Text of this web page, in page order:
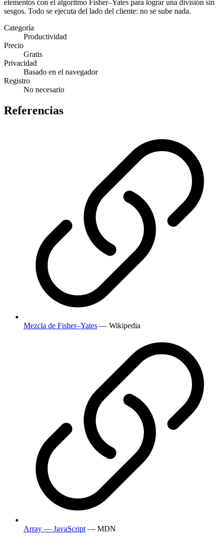
elementos con el algoritmo Fisher–Yates para lograr una división sin
sesgos. Todo se ejecuta del lado del cliente: no se sube nada.
Categoría
Productividad
Precio
Gratis
Privacidad
Basado en el navegador
Registro
No necesario
Referencias
Mezcla de Fisher–Yates — Wikipedia
Array — JavaScript — MDN